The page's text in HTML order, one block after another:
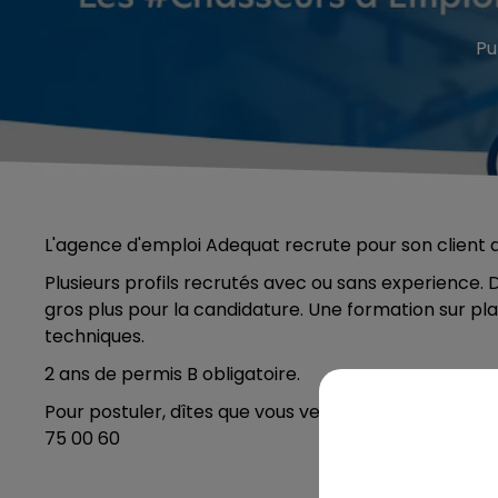
L'agence d'emploi Adequat recrute pour son
Plusieurs profils recrutés avec ou sans experience.
gros plus pour la candidature. Une formation sur
techniques.
2 ans de permis B obligatoire.
Pour postuler, dîtes que vous venez de la part de
75 00 60